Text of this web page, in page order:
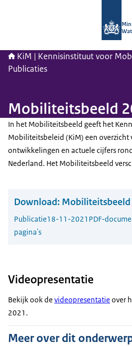
KiM | Kennisinstituut voor
Publicaties
Mobiliteitsbeeld
In het Mobiliteitsbeeld geeft het
Mobiliteitsbeleid (KiM) een overzicht
ontwikkelingen en actuele cijfers
Nederland. Het Mobiliteitsbeeld
Download: Mobiliteitsbeeld
Publicatie18-11-2021 PDF-
pagina's
Videopresentatie
Bekijk ook de videopresentatie over
2021.
Meer over dit